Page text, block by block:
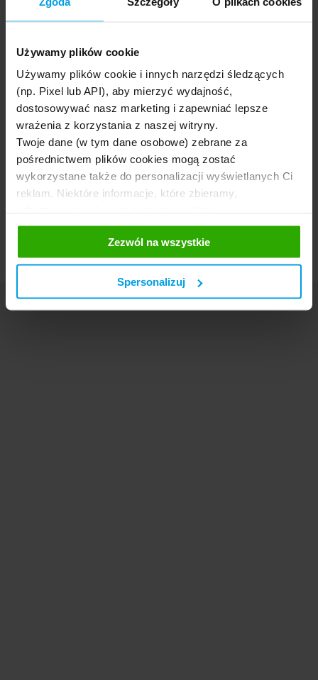
Używamy plików cookie
Używamy plików cookie i innych narzędzi śledzących
(np. Pixel lub API), aby mierzyć wydajność,
dostosowywać nasz marketing i zapewniać lepsze
wrażenia z korzystania z naszej witryny.
Twoje dane (w tym dane osobowe) zebrane za
pośrednictwem plików cookies mogą zostać
wykorzystane także do personalizacji wyświetlanych Ci
reklam. Niektóre informacje, które zbieramy,
społecznościowym oraz firmom reklamowym i
analitycznym, z którymi współpracujemy. Te z kolei
mogą łączyć te informacje z innymi informacjami, które
im przekazałeś, korzystając z ich usług. Prosimy o
Twoją zgodę.
Zezwól na wszystkie
Spersonalizuj
Grzegorz Demczyszak
Były dziennikarz jednej z czołowych redakcji
informacyjnych w Polsce. Od czterech lat
zajmuje się komunikacją wizerunkową i
marketingową, za to też odpowiada od 2019
w Rankomat. Pasjonat podróży i wspinaczki
wysokogórskiej oraz amator gier
planszowych.